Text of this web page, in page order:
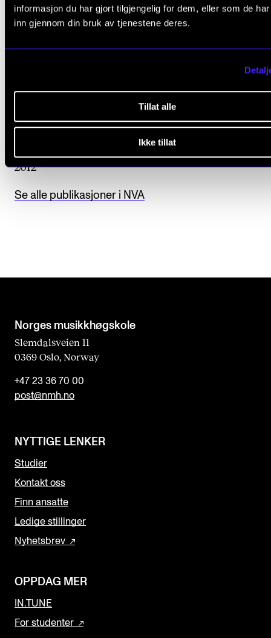
informasjon du har gjort tilgjengelig for dem, eller som de
inn gjennom din bruk av tjenestene deres.
Tillat alle
Ikke tillat
Scenekunst: "Pasjon 2019: En pasjon, et
rekviem"
Konsert Levanger Kirke
Frode Alnæs, Wolfgang Plagge, Ole Edvard
Mattis Kleppen, Trond Kopperud, Magnus Hoem,
Halstensen, Runa Hestad Jenssen
2012
Se alle publikasjoner i NVA
Norges musikk­høgskole
Slemdalsveien 11
0369 Oslo, Norway
+47 23 36 70 00
post@nmh.no
NYTTIGE LENKER
Studier
Kontakt oss
Finn ansatte
Ledige stillinger
Nyhetsbrev
OPPDAG MER
IN.TUNE
For studenter